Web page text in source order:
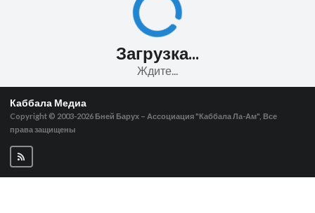
Загрузка...
Ждите...
Каббала Медиа
Copyright © 2003-2026 Бней Барух – Ассоциация "Каббала Ла-Ам", Все
права защищены